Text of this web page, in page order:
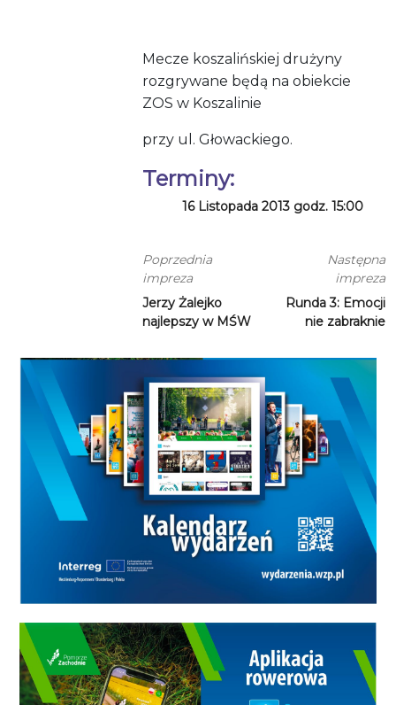
Mecze koszalińskiej drużyny
rozgrywane będą na obiekcie
ZOS w Koszalinie
przy ul. Głowackiego.
Terminy:
16 Listopada 2013 godz. 15:00
Poprzednia
impreza
Jerzy Żalejko
najlepszy w MŚW
Następna
impreza
Runda 3: Emocji
nie zabraknie